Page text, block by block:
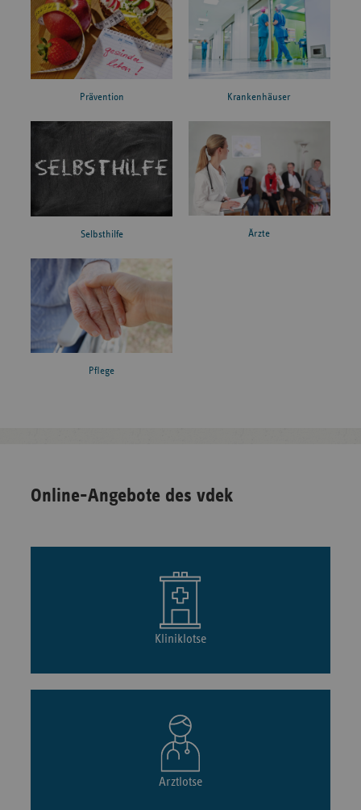
Prävention Krankenhäuser
Selbsthilfe Ärzte
Pflege
Online-Angebote des vdek
Kliniklotse
Arztlotse